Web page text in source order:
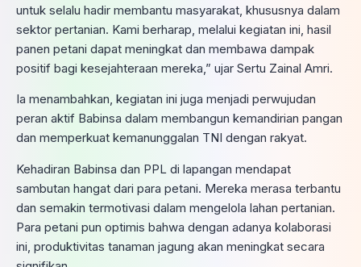
untuk selalu hadir membantu masyarakat, khususnya dalam
sektor pertanian. Kami berharap, melalui kegiatan ini, hasil
panen petani dapat meningkat dan membawa dampak
positif bagi kesejahteraan mereka,” ujar Sertu Zainal Amri.
Ia menambahkan, kegiatan ini juga menjadi perwujudan
peran aktif Babinsa dalam membangun kemandirian pangan
dan memperkuat kemanunggalan TNI dengan rakyat.
Kehadiran Babinsa dan PPL di lapangan mendapat
sambutan hangat dari para petani. Mereka merasa terbantu
dan semakin termotivasi dalam mengelola lahan pertanian.
Para petani pun optimis bahwa dengan adanya kolaborasi
ini, produktivitas tanaman jagung akan meningkat secara